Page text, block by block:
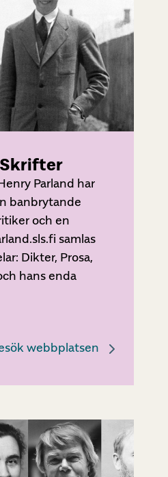
Skrifter
Parland har
banbrytande
och en
samlas
Dikter, Prosa,
hans enda
webbplatsen